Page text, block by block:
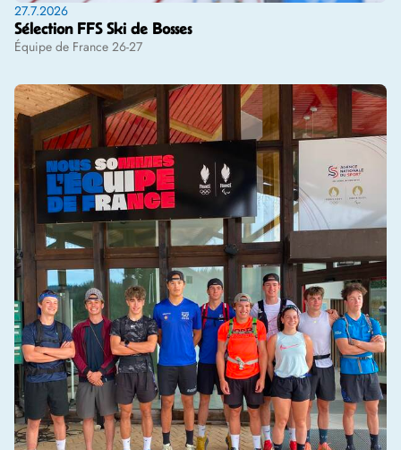
27.7.2026
Sélection FFS Ski de Bosses
Équipe de France 26-27